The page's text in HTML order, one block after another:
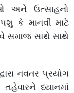
અને ઉત્સાહનો
કે માનવી માટે
સમાજ સાથે સાથે
નવતર પ્રયોગ
ધ્યાનમાં